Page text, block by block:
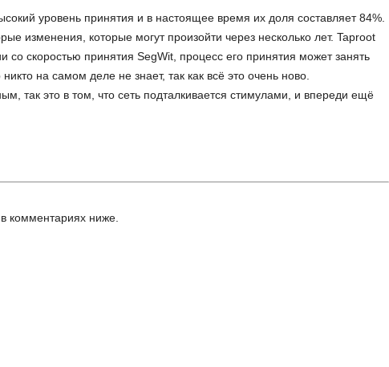
уровень принятия и в настоящее время их доля составляет 84%.
изменения, которые могут произойти через несколько лет. Taproot
со скоростью принятия SegWit, процесс его принятия может занять
на самом деле не знает, так как всё это очень ново.
так это в том, что сеть подталкивается стимулами, и впереди ещё
комментариях ниже.